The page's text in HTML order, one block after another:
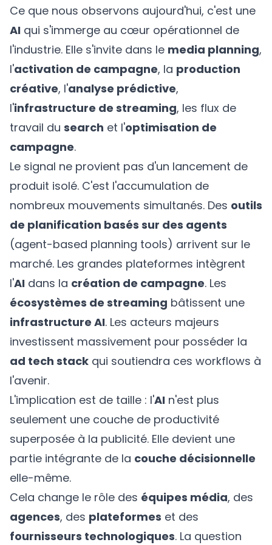
Ce que nous observons aujourd'hui, c'est une
AI qui s'immerge au cœur opérationnel de
l'industrie. Elle s'invite dans le media planning,
l'activation de campagne, la production
créative, l'analyse prédictive,
l'infrastructure de streaming, les flux de
travail du search et l'optimisation de
campagne.
Le signal ne provient pas d'un lancement de
produit isolé. C'est l'accumulation de
nombreux mouvements simultanés. Des outils
de planification basés sur des agents
(agent-based planning tools) arrivent sur le
marché. Les grandes plateformes intègrent
l'AI dans la création de campagne. Les
écosystèmes de streaming bâtissent une
infrastructure AI. Les acteurs majeurs
investissent massivement pour posséder la
ad tech stack qui soutiendra ces workflows à
l'avenir.
L'implication est de taille : l'AI n'est plus
seulement une couche de productivité
superposée à la publicité. Elle devient une
partie intégrante de la couche décisionnelle
elle-même.
Cela change le rôle des équipes média, des
agences, des plateformes et des
fournisseurs technologiques. La question